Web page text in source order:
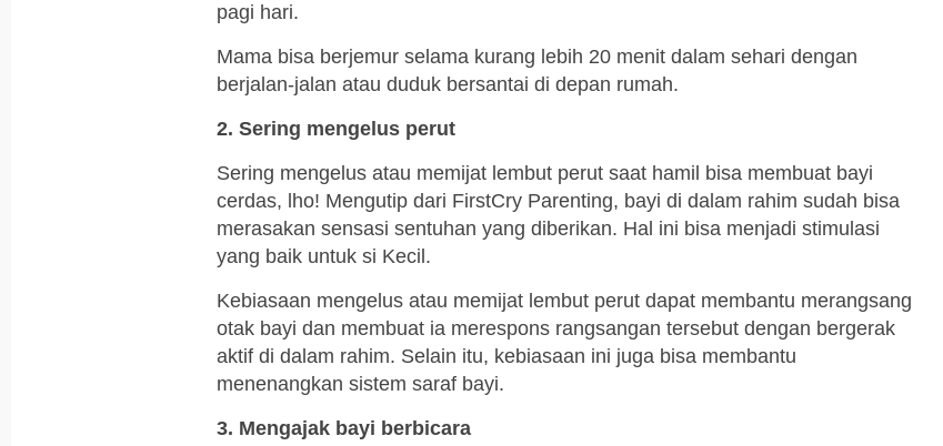
pagi hari.
Mama bisa berjemur selama kurang lebih 20 menit dalam sehari dengan
berjalan-jalan atau duduk bersantai di depan rumah.
2. Sering mengelus perut
Sering mengelus atau memijat lembut perut saat hamil bisa membuat bayi
cerdas, lho! Mengutip dari FirstCry Parenting, bayi di dalam rahim sudah bisa
merasakan sensasi sentuhan yang diberikan. Hal ini bisa menjadi stimulasi
yang baik untuk si Kecil.
Kebiasaan mengelus atau memijat lembut perut dapat membantu merangsang
otak bayi dan membuat ia merespons rangsangan tersebut dengan bergerak
aktif di dalam rahim. Selain itu, kebiasaan ini juga bisa membantu
menenangkan sistem saraf bayi.
3. Mengajak bayi berbicara